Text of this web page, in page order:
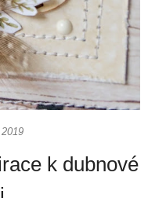
k dubnové